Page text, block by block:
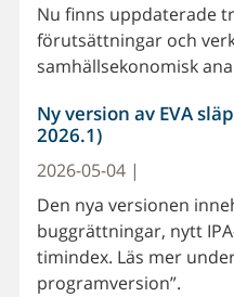
Nu finns uppdaterade
förutsättningar och
samhällsekonomisk
Ny version av EVA
2026.1)
2026-05-04 |
Den nya versionen
buggrättningar, nytt
timindex. Läs mer
programversion”.